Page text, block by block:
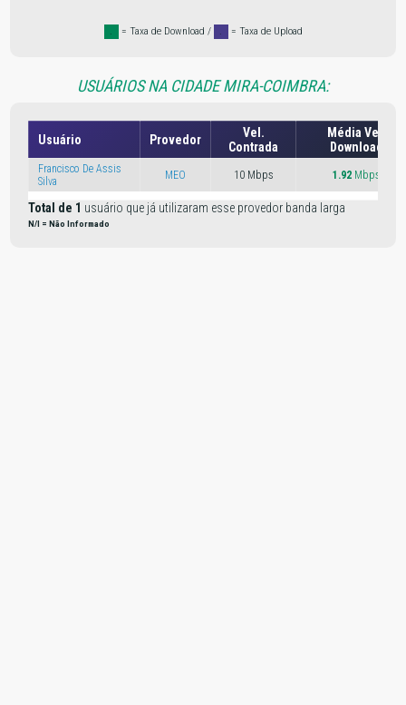
. = Taxa de Download / . = Taxa de Upload
USUÁRIOS NA CIDADE MIRA-COIMBRA:
Usuário Provedor
Vel.
Contrada
Média Vel.
Download
Francisco De Assis
Silva
MEO 10 Mbps 1.92 Mbps
Total de 1 usuário que já utilizaram esse provedor banda larga
N/I = Não Informado